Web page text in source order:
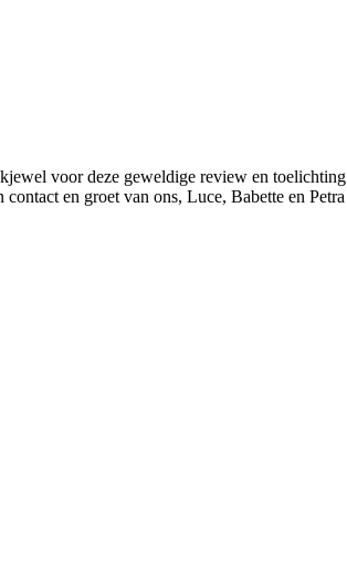
voor deze geweldige review en
en groet van ons, Luce, Babette en Petra